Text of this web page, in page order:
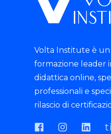
Volta Institute è
formazione leader
didattica online,
professionali e
rilascio di